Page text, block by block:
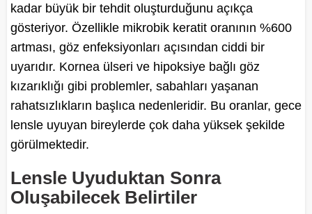
kadar büyük bir tehdit oluşturduğunu açıkça
gösteriyor. Özellikle mikrobik keratit oranının %600
artması, göz enfeksiyonları açısından ciddi bir
uyarıdır. Kornea ülseri ve hipoksiye bağlı göz
kızarıklığı gibi problemler, sabahları yaşanan
rahatsızlıkların başlıca nedenleridir. Bu oranlar, gece
lensle uyuyan bireylerde çok daha yüksek şekilde
görülmektedir.
Lensle Uyuduktan Sonra
Oluşabilecek Belirtiler